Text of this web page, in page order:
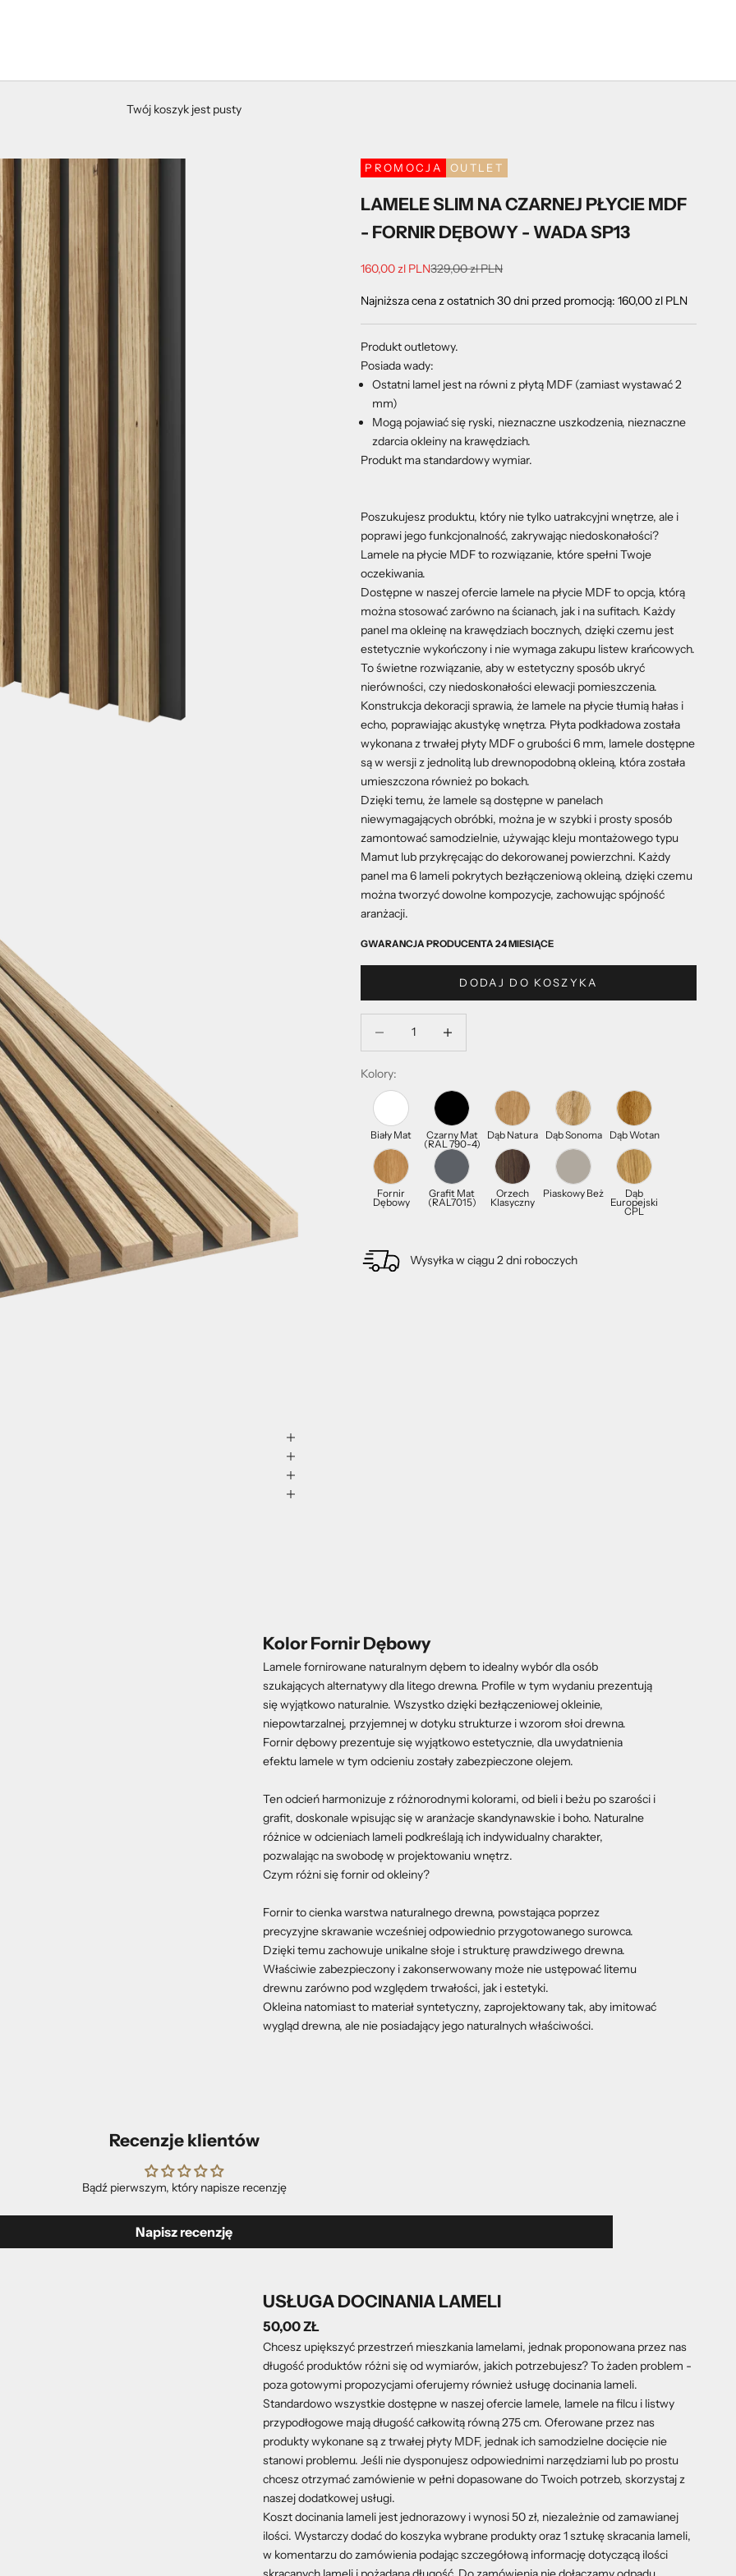
Twój koszyk jest pusty
PROMOCJA OUTLET
LAMELE SLIM NA CZARNEJ PŁYCIE MDF
- FORNIR DĘBOWY - WADA SP13
Cena promocyjna
160,00 zl PLNCena regularna
329,00 zl PLN
Najniższa cena z ostatnich 30 dni przed promocją: 160,00 zl PLN
Produkt outletowy.
Posiada wady:
Ostatni lamel jest na równi z płytą MDF (zamiast wystawać 2
mm)
Mogą pojawiać się ryski, nieznaczne uszkodzenia, nieznaczne
zdarcia okleiny na krawędziach.
Produkt ma standardowy wymiar.
Poszukujesz produktu, który nie tylko uatrakcyjni wnętrze, ale i
poprawi jego funkcjonalność, zakrywając niedoskonałości?
Lamele na płycie MDF to rozwiązanie, które spełni Twoje
oczekiwania.
Dostępne w naszej ofercie lamele na płycie MDF to opcja, którą
można stosować zarówno na ścianach, jak i na sufitach. Każdy
panel ma okleinę na krawędziach bocznych, dzięki czemu jest
estetycznie wykończony i nie wymaga zakupu listew krańcowych.
To świetne rozwiązanie, aby w estetyczny sposób ukryć
nierówności, czy niedoskonałości elewacji pomieszczenia.
Konstrukcja dekoracji sprawia, że lamele na płycie tłumią hałas i
echo, poprawiając akustykę wnętrza. Płyta podkładowa została
wykonana z trwałej płyty MDF o grubości 6 mm, lamele dostępne
są w wersji z jednolitą lub drewnopodobną okleiną, która została
umieszczona również po bokach.
Dzięki temu, że lamele są dostępne w panelach
niewymagających obróbki, można je w szybki i prosty sposób
zamontować samodzielnie, używając kleju montażowego typu
Mamut lub przykręcając do dekorowanej powierzchni. Każdy
panel ma 6 lameli pokrytych bezłączeniową okleiną, dzięki czemu
można tworzyć dowolne kompozycje, zachowując spójność
aranżacji.
GWARANCJA PRODUCENTA 24 MIESIĄCE
DODAJ DO KOSZYKA
Kolory:
Biały Mat Czarny Mat
(RAL 790-4)
Dąb Natura Dąb Sonoma Dąb Wotan
Fornir
Dębowy
Grafit Mat
(RAL7015)
Orzech
Klasyczny
Piaskowy Beż Dąb
Europejski
CPL
Wysyłka w ciągu 2 dni roboczych
Kolor Fornir Dębowy
Lamele fornirowane naturalnym dębem to idealny wybór dla osób
szukających alternatywy dla litego drewna. Profile w tym wydaniu prezentują
się wyjątkowo naturalnie. Wszystko dzięki bezłączeniowej okleinie,
niepowtarzalnej, przyjemnej w dotyku strukturze i wzorom słoi drewna.
Fornir dębowy prezentuje się wyjątkowo estetycznie, dla uwydatnienia
efektu lamele w tym odcieniu zostały zabezpieczone olejem.
Ten odcień harmonizuje z różnorodnymi kolorami, od bieli i beżu po szarości i
grafit, doskonale wpisując się w aranżacje skandynawskie i boho. Naturalne
różnice w odcieniach lameli podkreślają ich indywidualny charakter,
pozwalając na swobodę w projektowaniu wnętrz.
Czym różni się fornir od okleiny?
Fornir to cienka warstwa naturalnego drewna, powstająca poprzez
precyzyjne skrawanie wcześniej odpowiednio przygotowanego surowca.
Dzięki temu zachowuje unikalne słoje i strukturę prawdziwego drewna.
Właściwie zabezpieczony i zakonserwowany może nie ustępować litemu
drewnu zarówno pod względem trwałości, jak i estetyki.
Okleina natomiast to materiał syntetyczny, zaprojektowany tak, aby imitować
wygląd drewna, ale nie posiadający jego naturalnych właściwości.
Recenzje klientów
Bądź pierwszym, który napisze recenzję
Napisz recenzję
USŁUGA DOCINANIA LAMELI
50,00 ZŁ
Chcesz upiększyć przestrzeń mieszkania lamelami, jednak proponowana przez nas
długość produktów różni się od wymiarów, jakich potrzebujesz? To żaden problem -
poza gotowymi propozycjami oferujemy również usługę docinania lameli.
Standardowo wszystkie dostępne w naszej ofercie lamele, lamele na filcu i listwy
przypodłogowe mają długość całkowitą równą 275 cm. Oferowane przez nas
produkty wykonane są z trwałej płyty MDF, jednak ich samodzielne docięcie nie
stanowi problemu. Jeśli nie dysponujesz odpowiednimi narzędziami lub po prostu
chcesz otrzymać zamówienie w pełni dopasowane do Twoich potrzeb, skorzystaj z
naszej dodatkowej usługi.
Koszt docinania lameli jest jednorazowy i wynosi 50 zł, niezależnie od zamawianej
ilości. Wystarczy dodać do koszyka wybrane produkty oraz 1 sztukę skracania lameli,
w komentarzu do zamówienia podając szczegółową informację dotyczącą ilości